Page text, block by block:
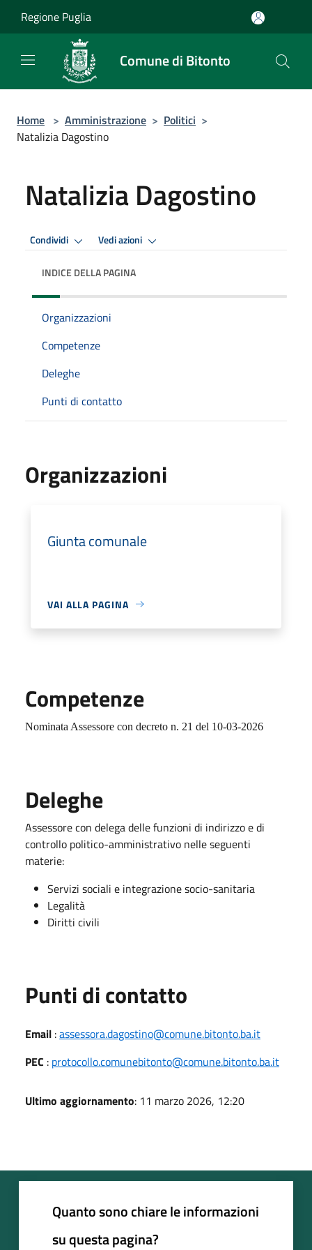
Regione Puglia
Comune di Bitonto
Home > Amministrazione > Politici >
Natalizia Dagostino
Natalizia Dagostino
Condividi Vedi azioni
INDICE DELLA PAGINA
Organizzazioni
Competenze
Deleghe
Punti di contatto
Organizzazioni
Giunta comunale
VAI ALLA PAGINA
Competenze
Nominata Assessore con decreto n. 21 del 10-03-2026
Deleghe
Assessore con delega delle funzioni di indirizzo e di
controllo politico-amministrativo nelle seguenti
materie:
Servizi sociali e integrazione socio-sanitaria
Legalità
Diritti civili
Punti di contatto
Email :assessora.dagostino@comune.bitonto.ba.it
PEC : protocollo.comunebitonto@comune.bitonto.ba.it
Ultimo aggiornamento: 11 marzo 2026, 12:20
Quanto sono chiare le informazioni
su questa pagina?